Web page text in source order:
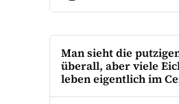
Man sieht die
überall, aber viele
leben eigentlich im